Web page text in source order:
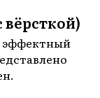
эффектный